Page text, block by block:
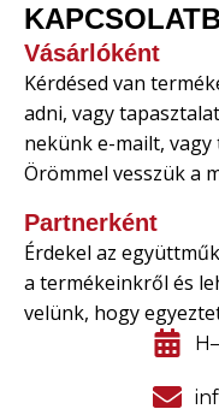
Vásárlóként
Kérdésed van
adni, vagy
nekünk e-mailt,
Örömmel vesszük a
Partnerként
Érdekel az
a termékeinkről és
velünk, hogy